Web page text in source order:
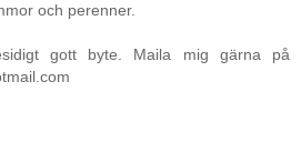
och perenner.
gott byte. Maila mig gärna på